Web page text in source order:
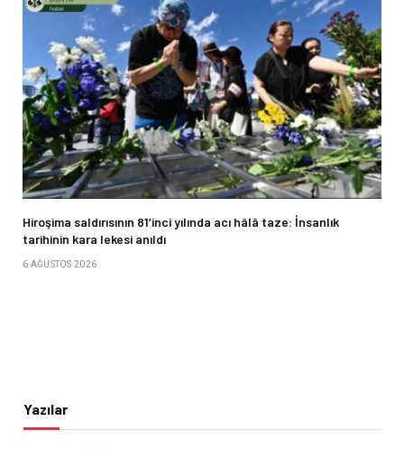
Hiroşima saldırısının 81’inci yılında acı hâlâ taze: İnsanlık
tarihinin kara lekesi anıldı
6 AĞUSTOS 2026
Yazılar